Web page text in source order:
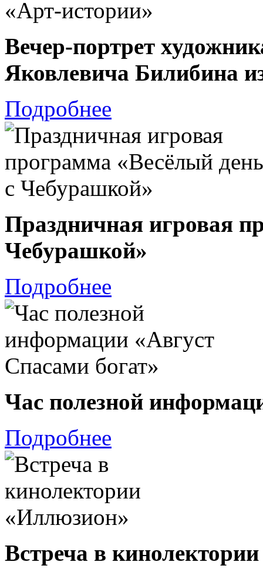
Вечер-портрет
Яковлевича Билибина
Подробнее
Праздничная игровая
Чебурашкой»
Подробнее
Час полезной
Подробнее
Встреча в